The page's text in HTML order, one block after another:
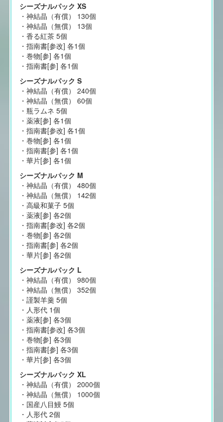
シーズナルパック XS
・神結晶（有償） 130個
・神結晶（無償） 13個
・香る紅茶 5個
・指南書[参改] 各1個
・巻物[参] 各1個
・指南書[参] 各1個
シーズナルパック S
・神結晶（有償） 240個
・神結晶（無償） 60個
・瓶ラムネ 5個
・薬液[参] 各1個
・指南書[参改] 各1個
・巻物[参] 各1個
・指南書[参] 各1個
・華片[参] 各1個
シーズナルパック M
・神結晶（有償） 480個
・神結晶（無償） 142個
・高級和菓子 5個
・薬液[参] 各2個
・指南書[参改] 各2個
・巻物[参] 各2個
・指南書[参] 各2個
・華片[参] 各2個
シーズナルパック L
・神結晶（有償） 980個
・神結晶（無償） 352個
・謹製羊羹 5個
・人形代 1個
・薬液[参] 各3個
・指南書[参改] 各3個
・巻物[参] 各3個
・指南書[参] 各3個
・華片[参] 各3個
シーズナルパック XL
・神結晶（有償） 2000個
・神結晶（無償） 1000個
・国産八目鰻 5個
・人形代 2個